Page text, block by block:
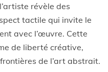
révèle des
tactile qui invite le
avec l’œuvre. Cette
de liberté créative,
de l’art abstrait.